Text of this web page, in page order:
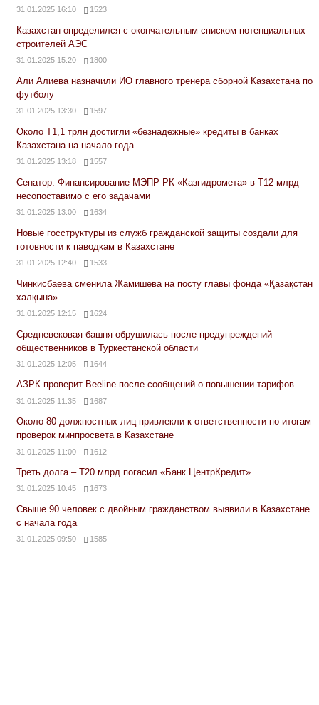
31.01.2025 16:10 1523
Казахстан определился с окончательным списком потенциальных
строителей АЭС
31.01.2025 15:20 1800
Али Алиева назначили ИО главного тренера сборной Казахстана по
футболу
31.01.2025 13:30 1597
Около Т1,1 трлн достигли «безнадежные» кредиты в банках
Казахстана на начало года
31.01.2025 13:18 1557
Сенатор: Финансирование МЭПР РК «Казгидромета» в Т12 млрд –
несопоставимо с его задачами
31.01.2025 13:00 1634
Новые госструктуры из служб гражданской защиты создали для
готовности к паводкам в Казахстане
31.01.2025 12:40 1533
Чинкисбаева сменила Жамишева на посту главы фонда «Қазақстан
халқына»
31.01.2025 12:15 1624
Средневековая башня обрушилась после предупреждений
общественников в Туркестанской области
31.01.2025 12:05 1644
АЗРК проверит Beeline после сообщений о повышении тарифов
31.01.2025 11:35 1687
Около 80 должностных лиц привлекли к ответственности по итогам
проверок минпросвета в Казахстане
31.01.2025 11:00 1612
Треть долга – Т20 млрд погасил «Банк ЦентрКредит»
31.01.2025 10:45 1673
Свыше 90 человек с двойным гражданством выявили в Казахстане
с начала года
31.01.2025 09:50 1585